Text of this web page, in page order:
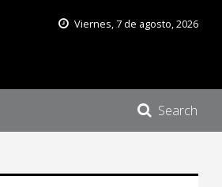
Viernes, 7 de agosto, 2026
Search